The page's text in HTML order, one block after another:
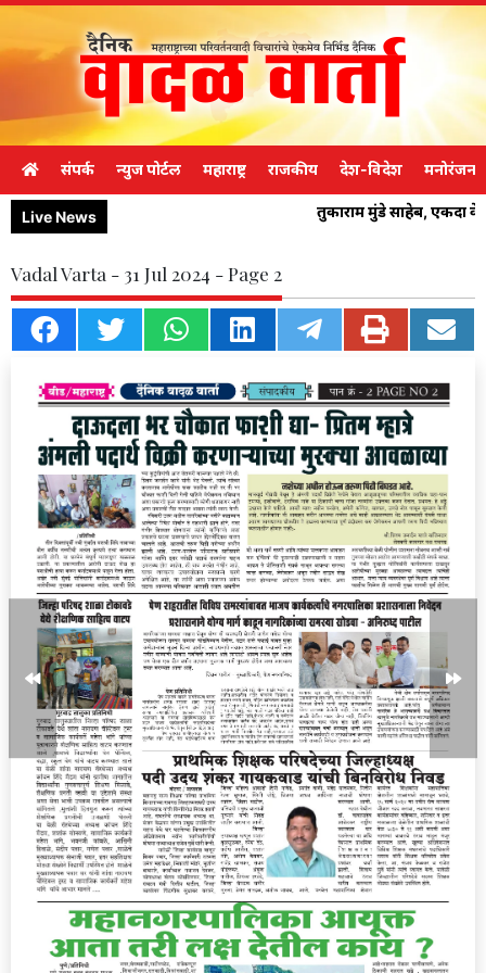
संपर्क न्युज पोर्टल महाराष्ट्र राजकीय देश-विदेश मनोरंजन
Live News तुकाराम मुंडे साहेब, एकदा
Vadal Varta - 31 Jul 2024 - Page 2